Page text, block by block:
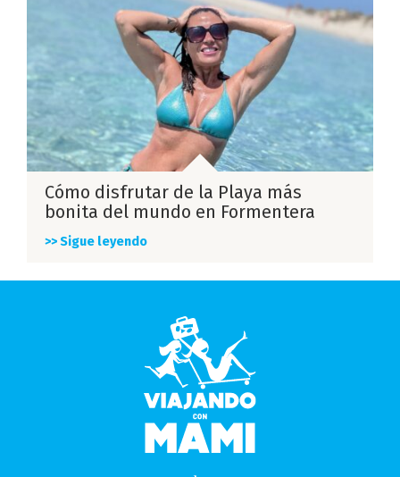
Cómo disfrutar de la Playa más
bonita del mundo en Formentera
>> Sigue leyendo